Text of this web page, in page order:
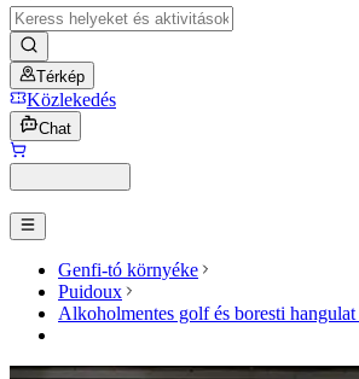
Térkép
Közlekedés
Chat
Genfi-tó környéke
Puidoux
Alkoholmentes golf és boresti